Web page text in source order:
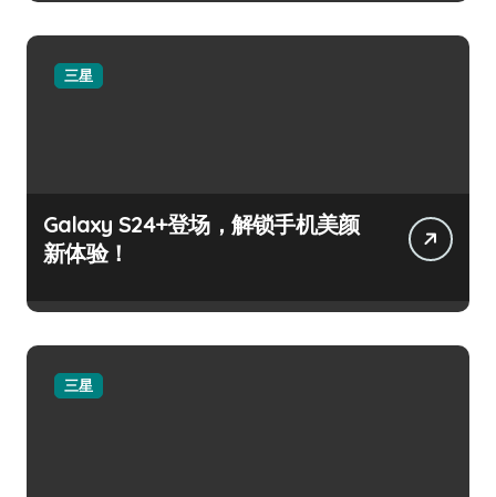
三星
Galaxy S24+登场，解锁手机美颜
新体验！
三星